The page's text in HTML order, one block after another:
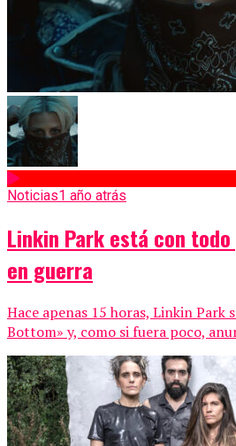
Noticias1 año atrás
Linkin Park está con
en guerra
Hace apenas 15 horas, Linkin Park
Bottom» y, como si fuera poco,